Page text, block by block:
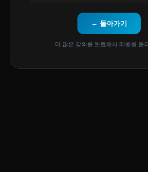
← 돌아가기
더 많은 강의를 완료해서 레벨을 올